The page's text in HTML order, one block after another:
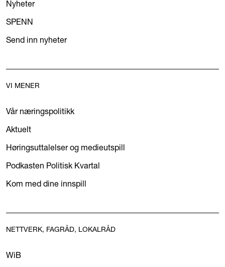
Nyheter
SPENN
Send inn nyheter
VI MENER
Vår næringspolitikk
Aktuelt
Høringsuttalelser og medieutspill
Podkasten Politisk Kvartal
Kom med dine innspill
NETTVERK, FAGRÅD, LOKALRÅD
WiB